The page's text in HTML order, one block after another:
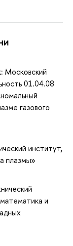
Московский
01.04.08
газового
институт,
плазмы»
и